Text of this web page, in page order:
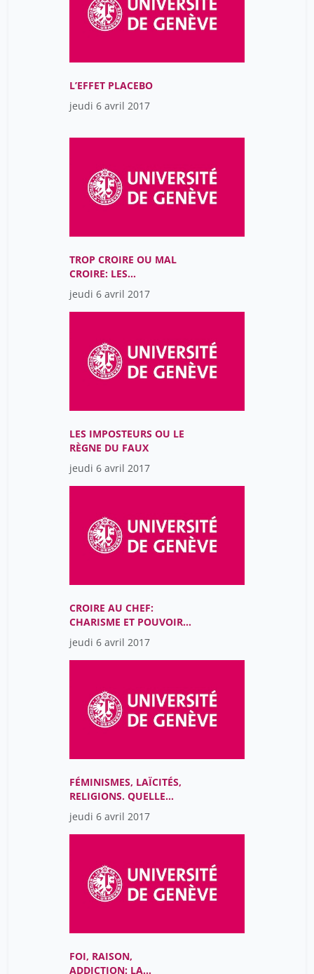
L’EFFET PLACEBO
jeudi 6 avril 2017
TROP CROIRE OU MAL
CROIRE: LES
SUPERSTITIONS AUX 17E
ET 18E SIÈCLES
jeudi 6 avril 2017
LES IMPOSTEURS OU LE
RÈGNE DU FAUX
jeudi 6 avril 2017
CROIRE AU CHEF:
CHARISME ET POUVOIR
AU 20E SIÈCLE
jeudi 6 avril 2017
FÉMINISMES, LAÏCITÉS,
RELIGIONS. QUELLE
ÉMANCIPATION?
jeudi 6 avril 2017
FOI, RAISON,
ADDICTION: LA